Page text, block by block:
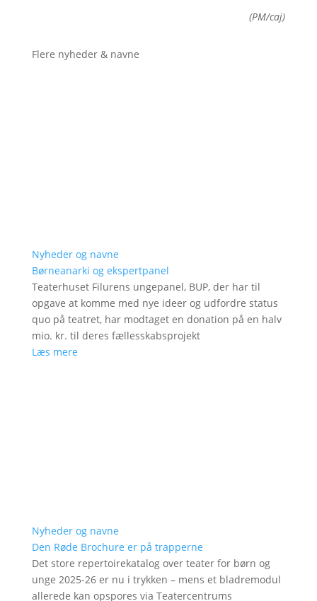
(PM/caj)
Flere nyheder & navne
Nyheder og navne
Børneanarki og ekspertpanel
Teaterhuset Filurens ungepanel, BUP, der har til
opgave at komme med nye ideer og udfordre status
quo på teatret, har modtaget en donation på en halv
mio. kr. til deres fællesskabsprojekt
Læs mere
Nyheder og navne
Den Røde Brochure er på trapperne
Det store repertoirekatalog over teater for børn og
unge 2025-26 er nu i trykken – mens et bladremodul
allerede kan opspores via Teatercentrums